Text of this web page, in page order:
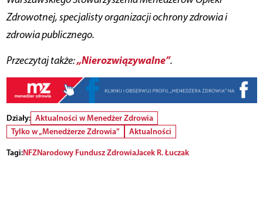
Zdrowotnej,specjalisty organizacji ochrony zdrowia i
zdrowia publicznego.
Przeczytaj także:„Nierozwiązywalne”.
Działy: Aktualności w Menedżer Zdrowia
Tylko w „Menedżerze Zdrowia”
Aktualności
Tagi:NFZNarodowy Fundusz ZdrowiaJacek R. Łuczak